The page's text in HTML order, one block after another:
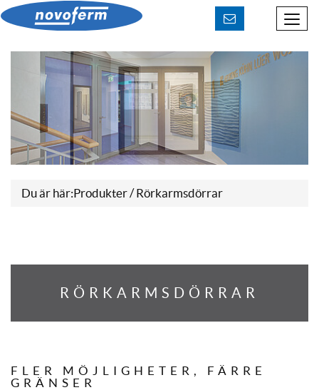
Du är här:Produkter / Rörkarmsdörrar
RÖRKARMSDÖRRAR
FLER MÖJLIGHETER, FÄRRE
GRÄNSER